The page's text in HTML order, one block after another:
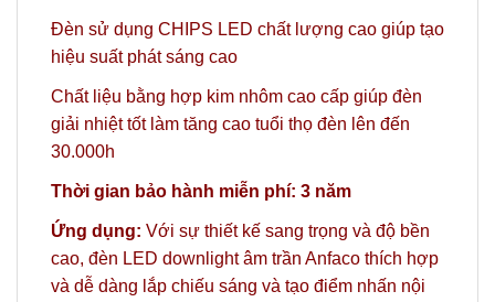
Đèn sử dụng CHIPS LED chất lượng cao giúp tạo
hiệu suất phát sáng cao
Chất liệu bằng hợp kim nhôm cao cấp giúp đèn
giải nhiệt tốt làm tăng cao tuổi thọ đèn lên đến
30.000h
Thời gian bảo hành miễn phí: 3 năm
Ứng dụng: Với sự thiết kế sang trọng và độ bền
cao, đèn LED downlight âm trần Anfaco thích hợp
và dễ dàng lắp chiếu sáng và tạo điểm nhấn nội